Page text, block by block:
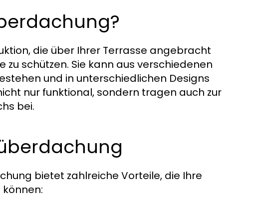
die über Ihrer Terrasse angebracht
zu schützen. Sie kann aus verschiedenen
und in unterschiedlichen Designs
nur funktional, sondern tragen auch zur
bei.
bietet zahlreiche Vorteile, die Ihre